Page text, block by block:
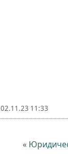
02.11.23 11:33
«